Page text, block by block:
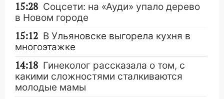
15:28 Соцсети: на «Ауди» упало дерево
в Новом городе
15:12 В Ульяновске выгорела кухня в
многоэтажке
14:18 Гинеколог рассказала о том, с
какими сложностями сталкиваются
молодые мамы